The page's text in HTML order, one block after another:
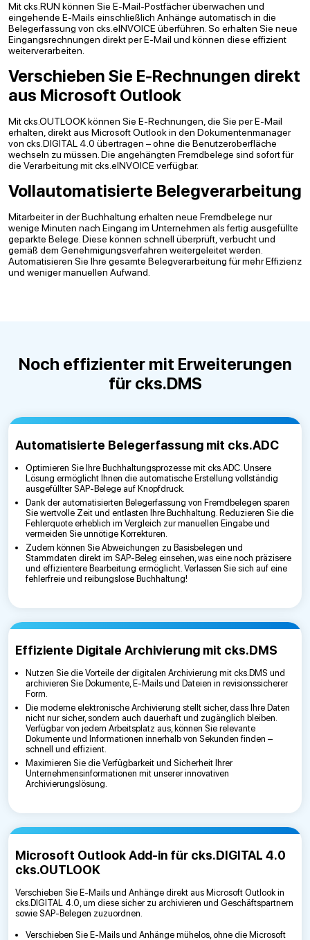
Mit cks.RUN können Sie E-Mail-Postfächer überwachen und
eingehende E-Mails einschließlich Anhänge automatisch in die
Belegerfassung von cks.eINVOICE überführen. So erhalten Sie neue
Eingangsrechnungen direkt per E-Mail und können diese effizient
weiterverarbeiten.
Verschieben Sie E-Rechnungen direkt
aus Microsoft Outlook
Mit cks.OUTLOOK können Sie E-Rechnungen, die Sie per E-Mail
erhalten, direkt aus Microsoft Outlook in den Dokumentenmanager
von cks.DIGITAL 4.0 übertragen – ohne die Benutzeroberfläche
wechseln zu müssen. Die angehängten Fremdbelege sind sofort für
die Verarbeitung mit cks.eINVOICE verfügbar.
Vollautomatisierte Belegverarbeitung
Mitarbeiter in der Buchhaltung erhalten neue Fremdbelege nur
wenige Minuten nach Eingang im Unternehmen als fertig ausgefüllte
geparkte Belege. Diese können schnell überprüft, verbucht und
gemäß dem Genehmigungsverfahren weitergeleitet werden.
Automatisieren Sie Ihre gesamte Belegverarbeitung für mehr Effizienz
und weniger manuellen Aufwand.
Noch effizienter mit Erweiterungen
für cks.DMS
Automatisierte Belegerfassung mit cks.ADC
Optimieren Sie Ihre Buchhaltungsprozesse mit cks.ADC. Unsere
Lösung ermöglicht Ihnen die automatische Erstellung vollständig
ausgefüllter SAP-Belege auf Knopfdruck.
Dank der automatisierten Belegerfassung von Fremdbelegen sparen
Sie wertvolle Zeit und entlasten Ihre Buchhaltung. Reduzieren Sie die
Fehlerquote erheblich im Vergleich zur manuellen Eingabe und
vermeiden Sie unnötige Korrekturen.
Zudem können Sie Abweichungen zu Basisbelegen und
Stammdaten direkt im SAP-Beleg einsehen, was eine noch präzisere
und effizientere Bearbeitung ermöglicht. Verlassen Sie sich auf eine
fehlerfreie und reibungslose Buchhaltung!
Effiziente Digitale Archivierung mit cks.DMS
Nutzen Sie die Vorteile der digitalen Archivierung mit cks.DMS und
archivieren Sie Dokumente, E-Mails und Dateien in revisionssicherer
Form.
Die moderne elektronische Archivierung stellt sicher, dass Ihre Daten
nicht nur sicher, sondern auch dauerhaft und zugänglich bleiben.
Verfügbar von jedem Arbeitsplatz aus, können Sie relevante
Dokumente und Informationen innerhalb von Sekunden finden –
schnell und effizient.
Maximieren Sie die Verfügbarkeit und Sicherheit Ihrer
Unternehmensinformationen mit unserer innovativen
Archivierungslösung.
Microsoft Outlook Add-in für cks.DIGITAL 4.0
cks.OUTLOOK
Verschieben Sie E-Mails und Anhänge direkt aus Microsoft Outlook in
cks.DIGITAL 4.0, um diese sicher zu archivieren und Geschäftspartnern
sowie SAP-Belegen zuzuordnen.
Verschieben Sie E-Mails und Anhänge mühelos, ohne die Microsoft